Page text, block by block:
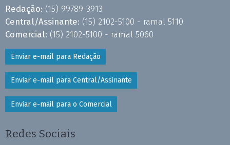
Redação: (15) 99789-3913
Central/Assinante: (15) 2102-5100 - ramal 5110
Comercial: (15) 2102-5100 - ramal 5060
Enviar e-mail para Redação
Enviar e-mail para Central/Assinante
Enviar e-mail para o Comercial
Redes Sociais